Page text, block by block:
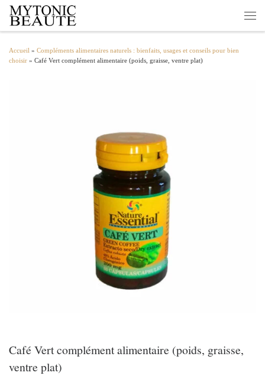
Passer au contenu
Accueil » Compléments alimentaires naturels : bienfaits, usages et conseils pour bien
choisir » Café Vert complément alimentaire (poids, graisse, ventre plat)
Café Vert complément alimentaire (poids, graisse,
ventre plat)